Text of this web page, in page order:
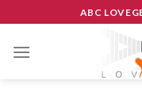
to
content
ABC